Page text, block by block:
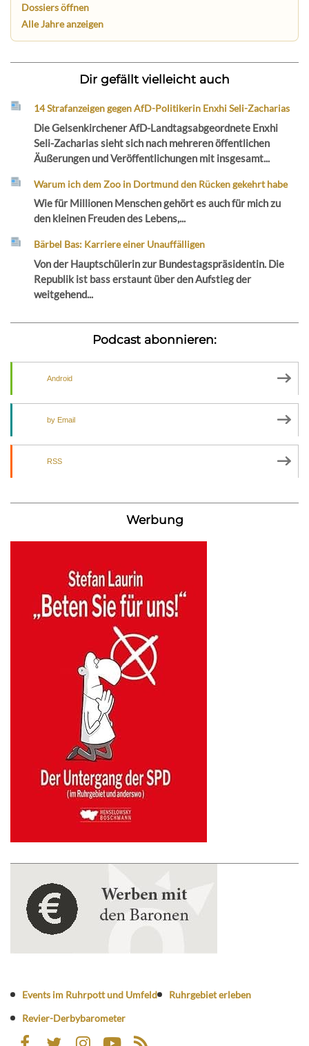
Dossiers öffnen
Alle Jahre anzeigen
Dir gefällt vielleicht auch
14 Strafanzeigen gegen AfD-Politikerin Enxhi Seli-Zacharias
Die Gelsenkirchener AfD-Landtagsabgeordnete Enxhi
Seli-Zacharias sieht sich nach mehreren öffentlichen
Äußerungen und Veröffentlichungen mit insgesamt...
Warum ich dem Zoo in Dortmund den Rücken gekehrt habe
Wie für Millionen Menschen gehört es auch für mich zu
den kleinen Freuden des Lebens,...
Bärbel Bas: Karriere einer Unauffälligen
Von der Hauptschülerin zur Bundestagspräsidentin. Die
Republik ist bass erstaunt über den Aufstieg der
weitgehend...
Podcast abonnieren:
Android
by Email
RSS
Werbung
Events im Ruhrpott und Umfeld
Ruhrgebiet erleben
Revier-Derbybarometer